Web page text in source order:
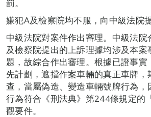
罰。
嫌犯A及檢察院均不服，向中級法院
中級法院對案件作出審理。中級法院
及檢察院提出的上訴理據均涉及本案
題，故綜合作出審理。根據已證事
先計劃，遮擋作案車輛的真正車牌，
查，當屬偽造、變造車輛號牌行為，
行為符合《刑法典》第244條規定的
觀要件。